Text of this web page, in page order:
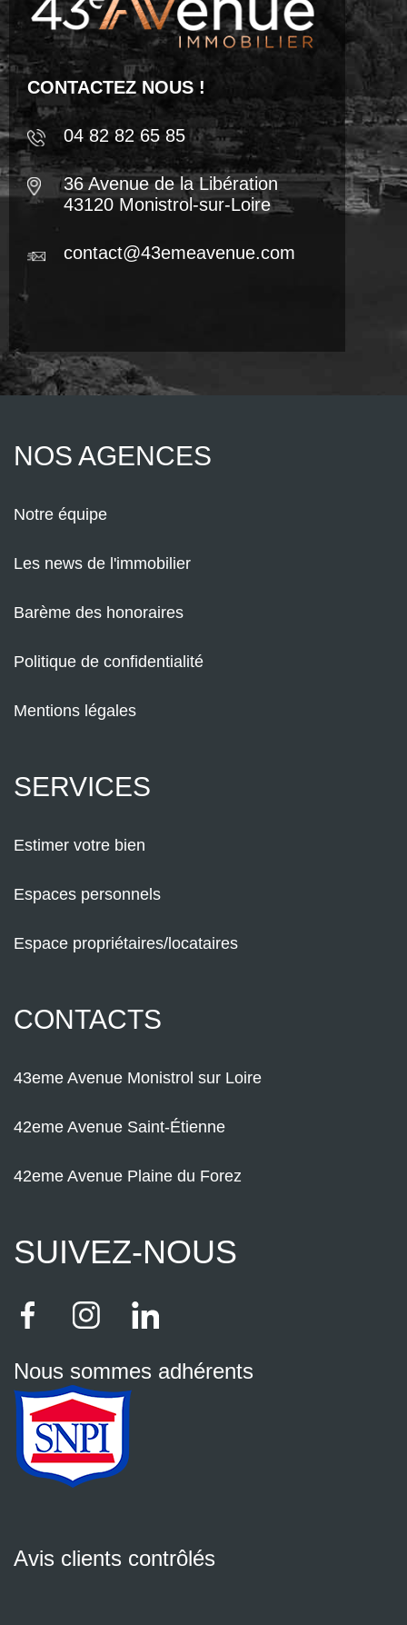
CONTACTEZ NOUS !
04 82 82 65 85
36 Avenue de la Libération
43120 Monistrol-sur-Loire
contact@43emeavenue.com
NOS AGENCES
Notre équipe
Les news de l'immobilier
Barème des honoraires
Politique de confidentialité
Mentions légales
SERVICES
Estimer votre bien
Espaces personnels
Espace propriétaires/locataires
CONTACTS
43eme Avenue Monistrol sur Loire
42eme Avenue Saint-Étienne
42eme Avenue Plaine du Forez
SUIVEZ-NOUS
Nous sommes adhérents
Avis clients contrôlés